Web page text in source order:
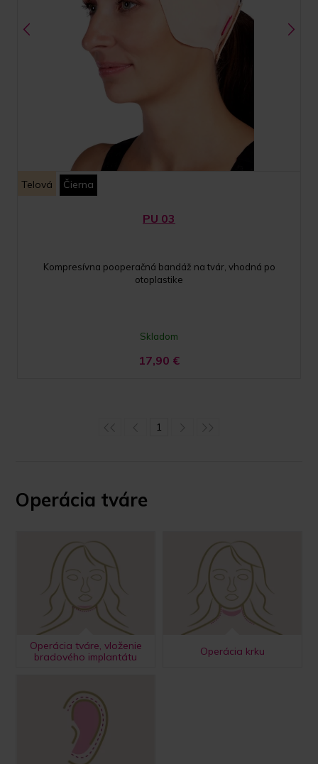
Telová Čierna
PU 03
Kompresívna pooperačná bandáž na tvár, vhodná po
otoplastike
Skladom
17,90 €
1
Operácia tváre
Operácia tváre, vloženie
bradového implantátu
Operácia krku